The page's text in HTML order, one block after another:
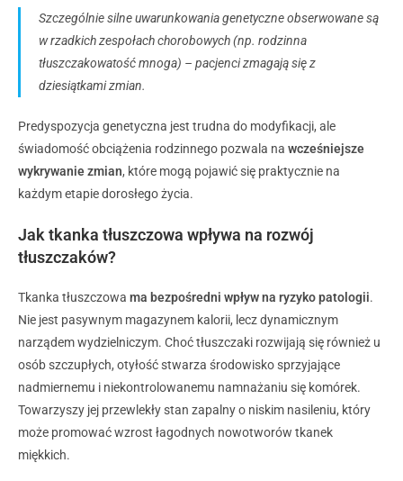
Szczególnie silne uwarunkowania genetyczne obserwowane są
w rzadkich zespołach chorobowych (np. rodzinna
tłuszczakowatość mnoga) – pacjenci zmagają się z
dziesiątkami zmian.
Predyspozycja genetyczna jest trudna do modyfikacji, ale
świadomość obciążenia rodzinnego pozwala na wcześniejsze
wykrywanie zmian, które mogą pojawić się praktycznie na
każdym etapie dorosłego życia.
Jak tkanka tłuszczowa wpływa na rozwój
tłuszczaków?
Tkanka tłuszczowa ma bezpośredni wpływ na ryzyko patologii.
Nie jest pasywnym magazynem kalorii, lecz dynamicznym
narządem wydzielniczym. Choć tłuszczaki rozwijają się również u
osób szczupłych, otyłość stwarza środowisko sprzyjające
nadmiernemu i niekontrolowanemu namnażaniu się komórek.
Towarzyszy jej przewlekły stan zapalny o niskim nasileniu, który
może promować wzrost łagodnych nowotworów tkanek
miękkich.